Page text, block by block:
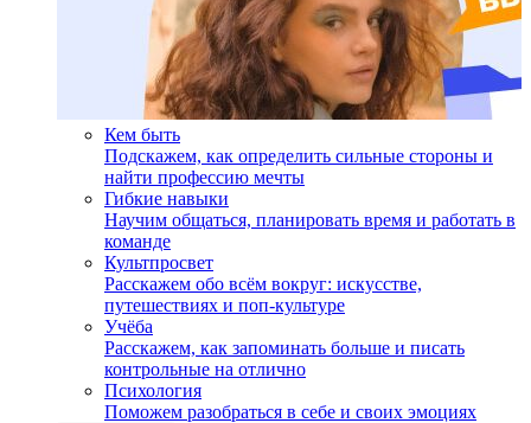
Кем быть
Подскажем, как определить сильные стороны и
найти профессию мечты
Гибкие навыки
Научим общаться, планировать время и работать в
команде
Культпросвет
Расскажем обо всём вокруг: искусстве,
путешествиях и поп-культуре
Учёба
Расскажем, как запоминать больше и писать
контрольные на отлично
Психология
Поможем разобраться в себе и своих эмоциях